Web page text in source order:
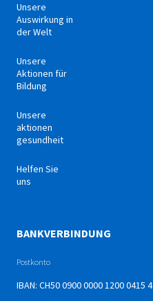
Unsere
Auswirkung in
der Welt
Unsere
Aktionen für
Bildung
Unsere
aktionen
gesundheit
Helfen Sie
uns
BANKVERBINDUNG
Postkonto
IBAN: CH50 0900 0000 1200 0415 4